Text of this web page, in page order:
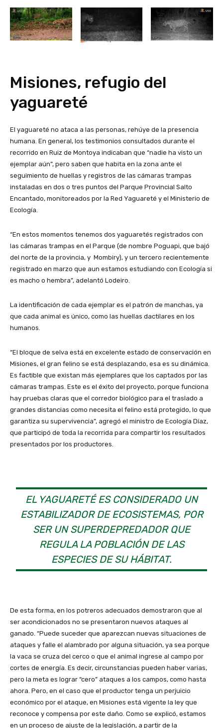
Misiones, refugio del
yaguareté
El yaguareté no ataca a las personas, rehúye de la presencia
humana. En general, los testimonios consultados durante el
recorrido en Ruiz de Montoya indicaban que “nadie ha visto un
ejemplar aún”, pero saben que habita en la zona ante el
seguimiento de huellas y registros de las cámaras trampas
instaladas en dos o tres puntos del Parque Provincial Salto
Encantado, monitoreados por la Red Yaguareté y el Ministerio de
Ecología.
“En estos momentos tenemos dos yaguaretés registrados con
las cámaras trampas en el Parque (de nombre Poguapi, que bajó
del norte de la provincia, y Mombiry), y un tercero recientemente
registrado en marzo que aun estamos estudiando con Ecología si
es macho o hembra”, adelantó Lodeiro.
La identificación de cada ejemplar es el patrón de manchas, ya
que cada animal es único, como las huellas dactilares en los
humanos.
“El bloque de selva está en excelente estado de conservación en
Misiones, el gran felino se está desplazando, esa es su dinámica.
Es factible que existan más ejemplares que los captados por las
cámaras trampas. Este es el éxito del proyecto, porque funciona
hay pruebas claras que el corredor biológico para el traslado a
grandes distancias como necesita el felino está protegido, lo que
garantiza su supervivencia”, agregó el ministro de Ecología Díaz,
que participó de toda la recorrida para compartir los resultados
presentados por los productores.
EL YAGUARETÉ ES CONSIDERADO UN
ESTABILIZADOR DE ECOSISTEMAS, POR
SER UN SUPERDEPREDADOR QUE
REGULA LA POBLACIÓN DE LAS
ESPECIES DE SU HÁBITAT.
De esta forma, en los potreros adecuados demostraron que al
ser acondicionados no se presentaron nuevos ataques al
ganado. “Puede suceder que aparezcan nuevas situaciones de
ataques y falle el alambrado por alguna situación, ya sea porque
la vaca se cruza del cerco o que el animal ingrese al campo por
cortes de energía. Es decir, circunstancias pueden haber varias,
pero la meta es lograr “cero” ataques a los campos, como hasta
ahora. Pero, en el caso que el productor tenga un perjuicio
económico por el ataque, en Misiones está vigente la ley que
reconoce y compensa por este daño. Como se explicó, estamos
en un proceso de ajuste de la legislación, a partir de la